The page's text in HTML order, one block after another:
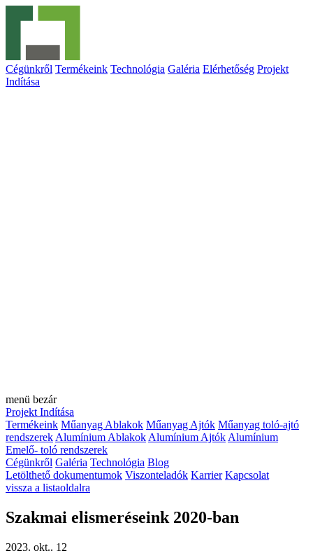
Cégünkről Termékeink Technológia Galéria Elérhetőség Projekt
Indítása
menü bezár
Projekt Indítása
Termékeink Műanyag Ablakok Műanyag Ajtók Műanyag toló-ajtó
rendszerek Alumínium Ablakok Alumínium Ajtók Alumínium
Emelő- toló rendszerek
Cégünkről Galéria Technológia Blog
Letölthető dokumentumok Viszonteladók Karrier Kapcsolat
vissza a listaoldalra
Szakmai elismeréseink 2020-ban
2023. okt.. 12